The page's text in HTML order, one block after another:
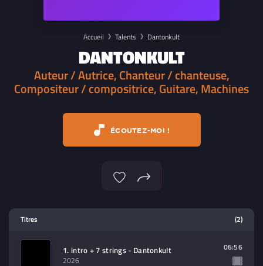
Accueil Talents Dantonkult
DANTONKULT
Auteur / Autrice, Chanteur / chanteuse,
Compositeur / compositrice, Guitare, Machines
ÉCOUTEZ-MOI !
contenu à lire (audio/video)
Titres (2)
1. intro + 7 strings - Dantonkult
2026
06:56